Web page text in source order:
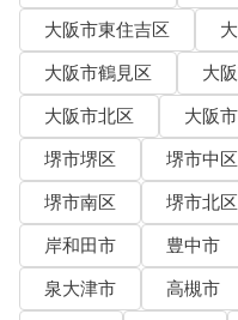
大阪市東住吉区
大阪市鶴見区
大
大阪市北区
大阪
堺市堺区
堺市中区
堺市南区
堺市北区
岸和田市
豊中市
泉大津市
高槻市